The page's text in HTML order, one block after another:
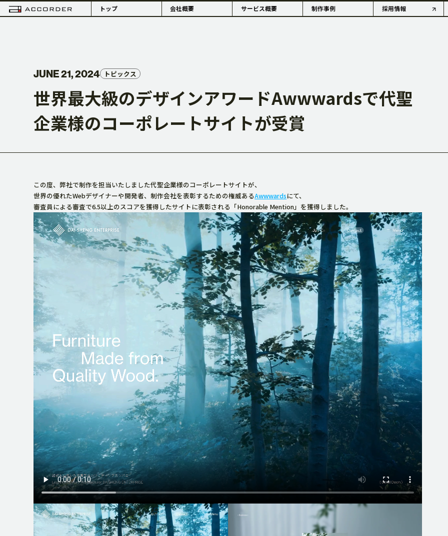
トップ 会社概要 サービス概要 制作事例 採用情報
PHILOSOPHY OUTLINE
SERVICE
サービス一覧
BRANDING
ブランディング グラフィックデザイン
VIDEO PRODUCTION
映像制作
CG CREATION
CG制作 広告代理・その他
JUNE 21, 2024 トピックス
世界最大級のデザインアワードAwwwardsで代聖
企業様のコーポレートサイトが受賞
この度、弊社で制作を担当いたしました代聖企業様のコーポレートサイトが、
世界の優れたWebデザイナーや開発者、制作会社を表彰するための権威あるAwwwardsにて、
審査員による審査で6.5以上のスコアを獲得したサイトに表彰される「Honorable Mention」を獲得しました。